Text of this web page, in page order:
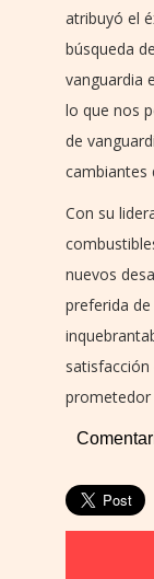
atribuyó el
búsqueda
vanguardia
lo que nos
de
cambiantes
Con su
nuevos
preferida
prometedor